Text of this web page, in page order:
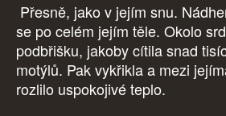
Přesně, jako v jejím snu.
se po celém jejím těle. Okolo
podbřišku, jakoby cítila snad
motýlů. Pak vykřikla a mezi
rozlilo uspokojivé teplo.